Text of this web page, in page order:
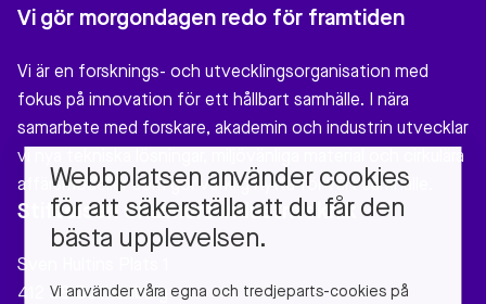
Vi gör morgondagen redo för framtiden
Vi är en forsknings- och utvecklingsorganisation med
fokus på innovation för ett hållbart samhälle. I nära
samarbete med forskare, akademin och industrin utvecklar
vi nya tekniska lösningar, miljövänliga material och cirkulära
affärsmodeller som gör verklig nytta för vårt samhälle.
Stiftelsen Chalmers Industriteknik
Sven Hultins Plats 1
412 58 Gothenburg
Webbplatsen använder cookies
för att säkerställa att du får den
bästa upplevelsen.
Vi använder våra egna och tredjeparts-cookies på